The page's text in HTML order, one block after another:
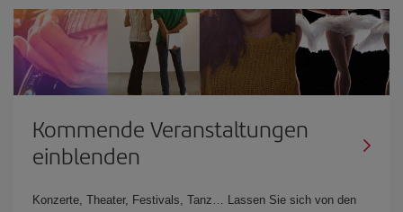
Kommende Veranstaltungen
einblenden
Konzerte, Theater, Festivals, Tanz… Lassen Sie sich von den